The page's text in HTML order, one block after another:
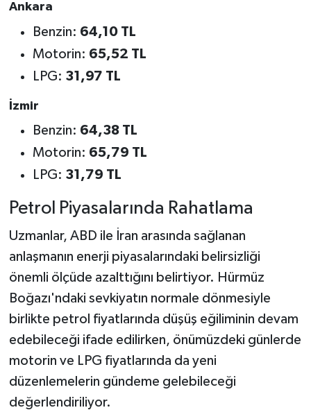
Ankara
Benzin: 64,10 TL
Motorin: 65,52 TL
LPG: 31,97 TL
İzmir
Benzin: 64,38 TL
Motorin: 65,79 TL
LPG: 31,79 TL
Petrol Piyasalarında Rahatlama
Uzmanlar, ABD ile İran arasında sağlanan
anlaşmanın enerji piyasalarındaki belirsizliği
önemli ölçüde azalttığını belirtiyor. Hürmüz
Boğazı'ndaki sevkiyatın normale dönmesiyle
birlikte petrol fiyatlarında düşüş eğiliminin devam
edebileceği ifade edilirken, önümüzdeki günlerde
motorin ve LPG fiyatlarında da yeni
düzenlemelerin gündeme gelebileceği
değerlendiriliyor.